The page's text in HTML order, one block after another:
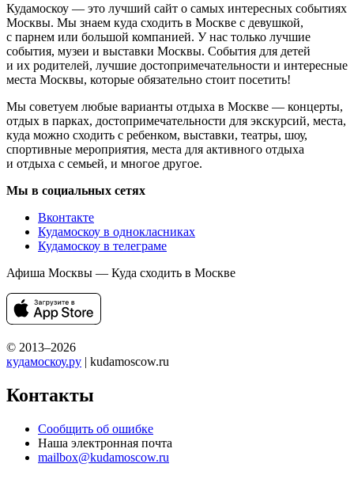
Кудамоскоу — это лучший сайт о самых интересных событиях
Москвы. Мы знаем куда сходить в Москве с девушкой,
с парнем или большой компанией. У нас только лучшие
события, музеи и выставки Москвы. События для детей
и их родителей, лучшие достопримечательности и интересные
места Москвы, которые обязательно стоит посетить!
Мы советуем любые варианты отдыха в Москве — концерты,
отдых в парках, достопримечательности для экскурсий, места,
куда можно сходить с ребенком, выставки, театры, шоу,
спортивные мероприятия, места для активного отдыха
и отдыха с семьей, и многое другое.
Мы в социальных сетях
Вконтакте
Кудамоскоу в однокласниках
Кудамоскоу в телеграме
Афиша Москвы — Куда сходить в Москве
© 2013–2026
кудамоскоу.ру | kudamoscow.ru
Контакты
Сообщить об ошибке
Наша электронная почта
mailbox@kudamoscow.ru